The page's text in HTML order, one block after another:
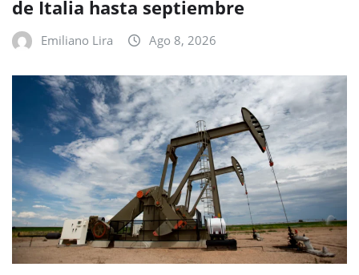
de Italia hasta septiembre
Emiliano Lira Ago 8, 2026